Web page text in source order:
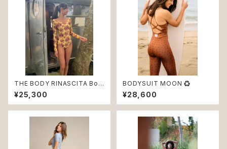
THE BODY RINASCITA Bou
quet
¥25,300
BODYSUIT MOON ♻︎
¥28,600